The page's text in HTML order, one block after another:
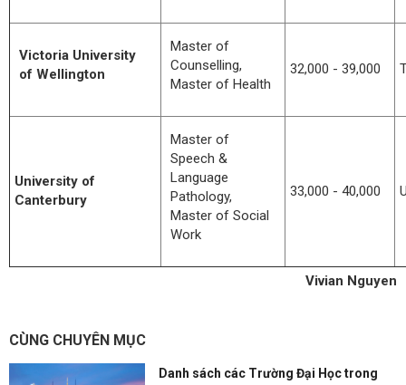
Victoria University
of Wellington
Master of
Counselling,
Master of Health
32,000 - 39,000
University of
Canterbury
Master of
Speech &
Language
Pathology,
Master of Social
Work
33,000 - 40,000
Vivian Nguyen
CÙNG CHUYÊN MỤC
Danh sách các Trường Đại Học trong